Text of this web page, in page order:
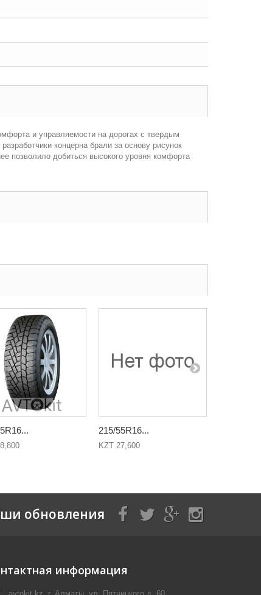
и управляемости на дорогах с твердым
концерна брали за основу рисунок
позволило добиться высокого уровня комфорта
215/55R16...
KZT 27,600
обновления
информация